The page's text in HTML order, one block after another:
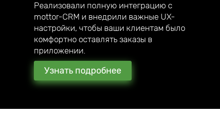
Реализовали полную интеграцию с
mottor-CRM и внедрили важные UX-
настройки, чтобы ваши клиентам было
комфортно оставлять заказы в
приложении.
Узнать подробнее